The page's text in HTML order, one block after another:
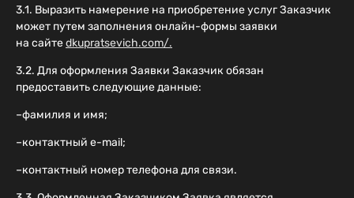
3.1. Выразить намерение на приобретение услуг Заказчик
может путем заполнения онлайн-формы заявки
на сайтеdkupratsevich.com/.
3.2. Для оформления Заявки Заказчик обязан
предоставить следующие данные:
–фамилия и имя;
–контактный e-mail;
–контактный номер телефона для связи.